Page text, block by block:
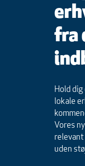
fra
Hold
lokale
Vores
relevant
uden